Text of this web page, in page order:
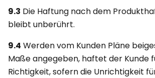
9.3 Die Haftung nach dem
bleibt unberührt.
9.4 Werden vom Kunden Pläne
Maße angegeben, haftet der Kunde
Richtigkeit, sofern die Unrichtigkeit